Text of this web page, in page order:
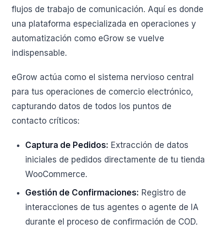
flujos de trabajo de comunicación. Aquí es donde
una plataforma especializada en operaciones y
automatización como eGrow se vuelve
indispensable.
eGrow actúa como el sistema nervioso central
para tus operaciones de comercio electrónico,
capturando datos de todos los puntos de
contacto críticos:
Captura de Pedidos: Extracción de datos
iniciales de pedidos directamente de tu tienda
WooCommerce.
Gestión de Confirmaciones: Registro de
interacciones de tus agentes o agente de IA
durante el proceso de confirmación de COD.